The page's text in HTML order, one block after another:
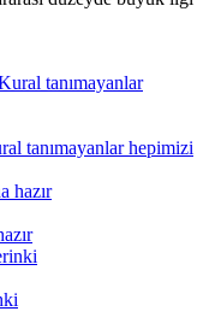
tanımayanlar hepimizi